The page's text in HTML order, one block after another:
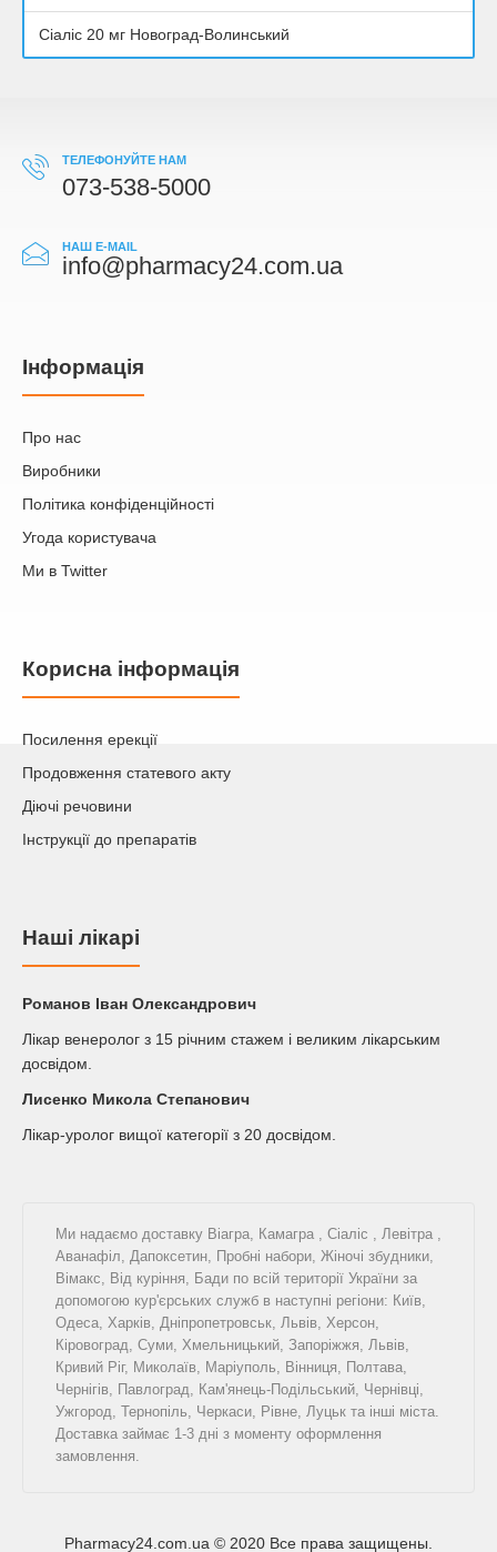
Сіаліс 20 мг Новоград-Волинський
ТЕЛЕФОНУЙТЕ НАМ
073-538-5000
НАШ E-MAIL
info@pharmacy24.com.ua
Iнформація
Про нас
Виробники
Політика конфіденційності
Угода користувача
Ми в Twitter
Корисна інформація
Посилення ерекції
Продовження статевого акту
Діючі речовини
Інструкції до препаратів
Наші лікарі
Романов Iван Олександрович
Лікар венеролог з 15 річним стажем і великим лікарським
досвідом.
Лисенко Микола Степанович
Лікар-уролог вищої категорії з 20 досвідом.
Ми надаємо доставку Віагра, Камагра , Сіаліс , Левітра ,
Аванафіл, Дапоксетин, Пробні набори, Жіночі збудники,
Вімакс, Від куріння, Бади по всій території України за
допомогою кур'єрських служб в наступні регіони: Київ,
Одеса, Харків, Дніпропетровськ, Львів, Херсон,
Кіровоград, Суми, Хмельницький, Запоріжжя, Львів,
Кривий Ріг, Миколаїв, Маріуполь, Вінниця, Полтава,
Чернігів, Павлоград, Кам'янець-Подільський, Чернівці,
Ужгород, Тернопіль, Черкаси, Рівне, Луцьк та інші міста.
Доставка займає 1-3 дні з моменту оформлення
замовлення.
Pharmacy24.com.ua © 2020 Все права защищены.